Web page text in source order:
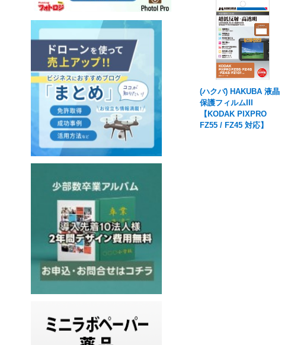
(ハクバ) HAKUBA 液晶
保護フィルムIII
【KODAK PIXPRO
FZ55 / FZ45 対応】